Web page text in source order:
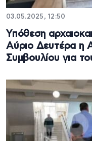
03.05.2025, 12:50
Υπόθεση
Αύριο Δευτέρα η
Συμβουλίου για